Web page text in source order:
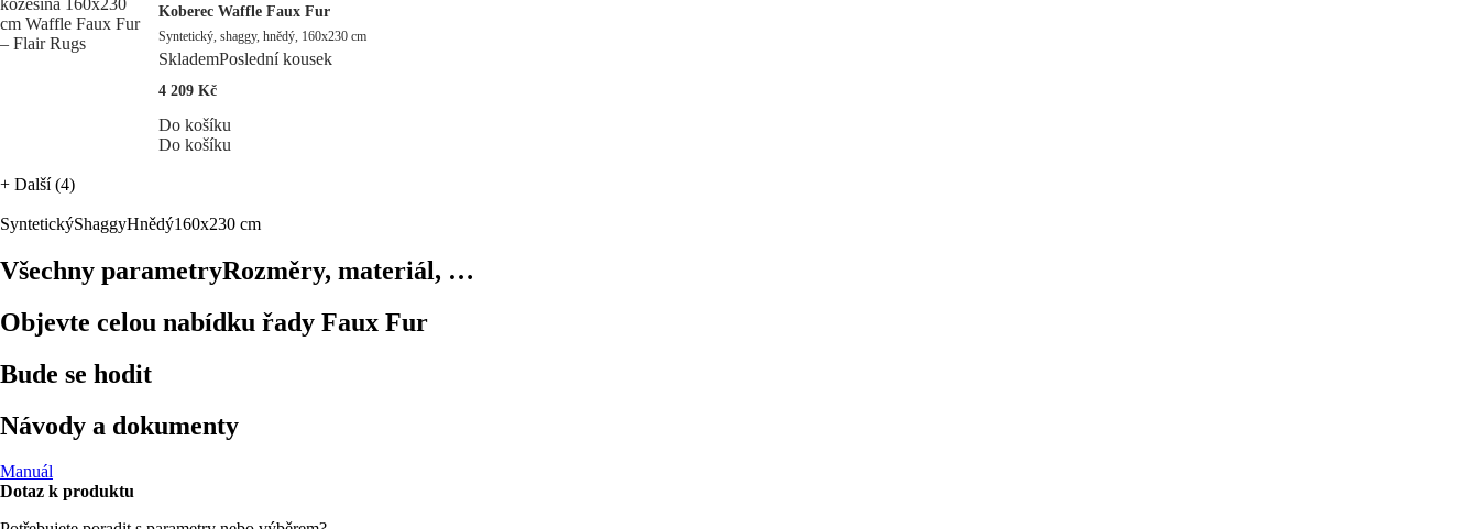
Koberec Waffle Faux Fur
Syntetický, shaggy, hnědý, 160x230 cm
SklademPoslední kousek
4 209 Kč
Do košíku
Do košíku
+ Další (4)
SyntetickýShaggyHnědý160x230 cm
Všechny parametryRozměry, materiál, …
Objevte celou nabídku řady Faux Fur
Bude se hodit
Návody a dokumenty
Manuál
Dotaz k produktu